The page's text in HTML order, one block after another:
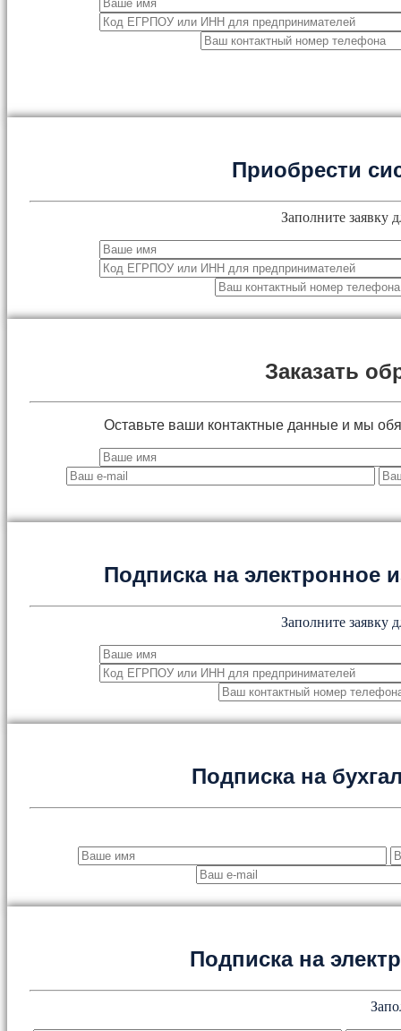
Приобрести
Заполните заявку
Заказать
Оставьте ваши контактные данные и мы
Подписка на электронное
Заполните заявку
Подписка на
Подписка на